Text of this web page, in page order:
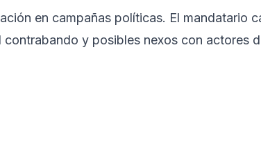
en campañas políticas. El mandatario
contrabando y posibles nexos con actores